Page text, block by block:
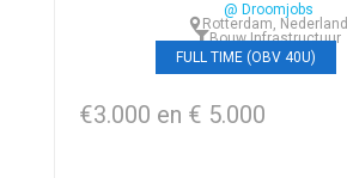
@ Droomjobs
Rotterdam, Nederland
Bouw,Infrastructuur
FULL TIME (OBV 40U)
€3.000 en € 5.000